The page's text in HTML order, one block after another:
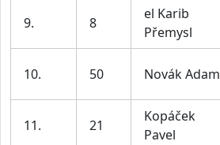
9. 8
el Karib
Přemysl
10. 50 Novák Adam
11. 21
Kopáček
Pavel